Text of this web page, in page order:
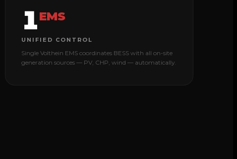
1EMS
UNIFIED CONTROL
Single Volthein EMS coordinates BESS with all on-site
generation sources — PV, CHP, wind — automatically.